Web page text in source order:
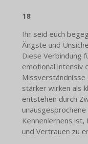
18
Ihr seid euch
Ängste und
Diese Verbindung
emotional intensiv
Missverständnisse
stärker wirken als
entstehen durch
Kennenlernens ist,
und Vertrauen zu